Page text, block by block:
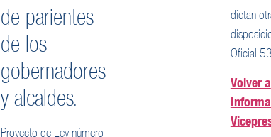
de parientes
de los
gobernadores
y alcaldes.
Proyecto de Ley número
dictan
Oficial
Volver a